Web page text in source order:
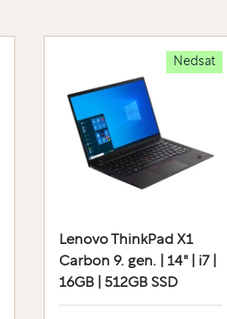
Nedsat
Lenovo ThinkPad X1
Carbon 9. gen. | 14" | i7 |
16GB | 512GB SSD